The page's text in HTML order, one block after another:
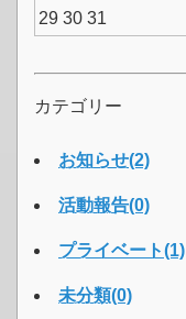
29 30 31
カテゴリー
お知らせ(2)
活動報告(0)
プライベート(1)
未分類(0)